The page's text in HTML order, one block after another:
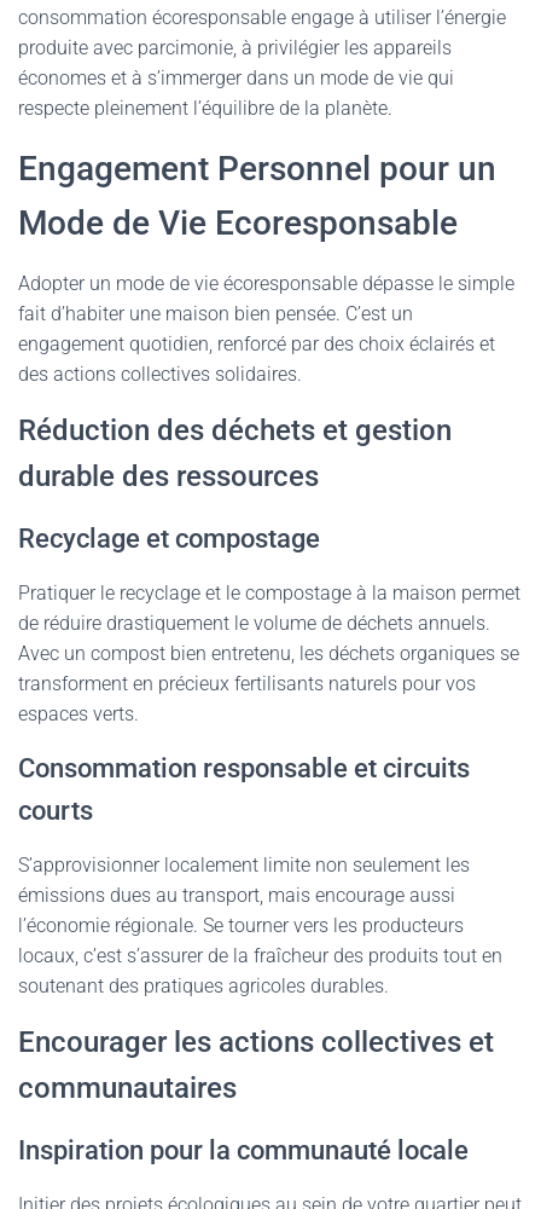
consommation écoresponsable engage à utiliser l’énergie
produite avec parcimonie, à privilégier les appareils
économes et à s’immerger dans un mode de vie qui
respecte pleinement l’équilibre de la planète.
Engagement Personnel pour un
Mode de Vie Ecoresponsable
Adopter un mode de vie écoresponsable dépasse le simple
fait d’habiter une maison bien pensée. C’est un
engagement quotidien, renforcé par des choix éclairés et
des actions collectives solidaires.
Réduction des déchets et gestion
durable des ressources
Recyclage et compostage
Pratiquer le recyclage et le compostage à la maison permet
de réduire drastiquement le volume de déchets annuels.
Avec un compost bien entretenu, les déchets organiques se
transforment en précieux fertilisants naturels pour vos
espaces verts.
Consommation responsable et circuits
courts
S’approvisionner localement limite non seulement les
émissions dues au transport, mais encourage aussi
l’économie régionale. Se tourner vers les producteurs
locaux, c’est s’assurer de la fraîcheur des produits tout en
soutenant des pratiques agricoles durables.
Encourager les actions collectives et
communautaires
Inspiration pour la communauté locale